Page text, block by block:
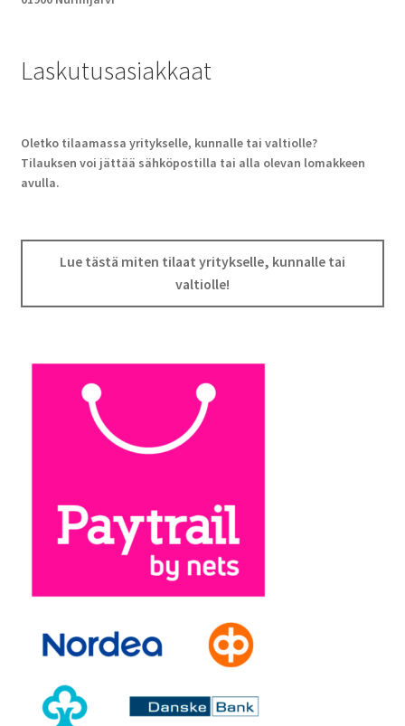
Laskutusasiakkaat
Oletko tilaamassa yritykselle, kunnalle tai valtiolle?
Tilauksen voi jättää sähköpostilla tai alla olevan lomakkeen
avulla.
Lue tästä miten tilaat yritykselle, kunnalle tai
valtiolle!